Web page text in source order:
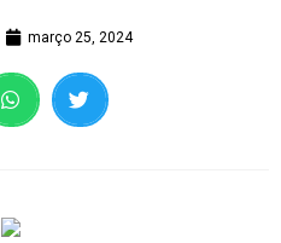
março 25, 2024